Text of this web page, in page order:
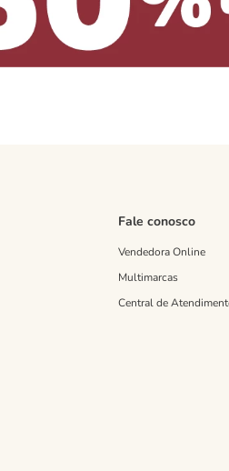
Fale conosco
Vendedora Online
Multimarcas
Central de